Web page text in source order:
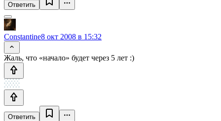
Ответить
Constantine8 окт 2008 в 15:32
Жаль, что «начало» будет через 5 лет :)
Ответить